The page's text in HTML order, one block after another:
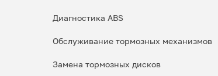
Диагностика ABS
Обслуживание тормозных механизмов
Замена тормозных дисков